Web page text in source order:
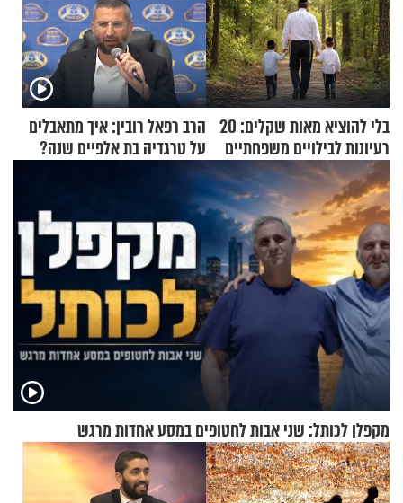
בלי להוציא מאות שקלים: 20
רעיונות לבילויים משפחתיים
כמעט בחינם
הרב רפאל רובין: איך מתאבלים
על טרגדיה בת אלפיים שנה?
מקפלן לכותל: שני אבות לחטופים במסע אחדות מרגש